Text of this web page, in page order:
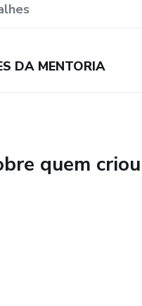
DA MENTORIA
quem